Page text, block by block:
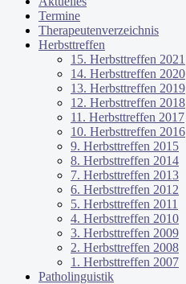
Termine
Therapeutenverzeichnis
Herbsttreffen
15. Herbsttreffen 2021
14. Herbsttreffen 2020
13. Herbsttreffen 2019
12. Herbsttreffen 2018
11. Herbsttreffen 2017
10. Herbsttreffen 2016
9. Herbsttreffen 2015
8. Herbsttreffen 2014
7. Herbsttreffen 2013
6. Herbsttreffen 2012
5. Herbsttreffen 2011
4. Herbsttreffen 2010
3. Herbsttreffen 2009
2. Herbsttreffen 2008
1. Herbsttreffen 2007
Patholinguistik